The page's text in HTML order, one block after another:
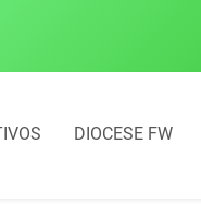
DIOCESE FW